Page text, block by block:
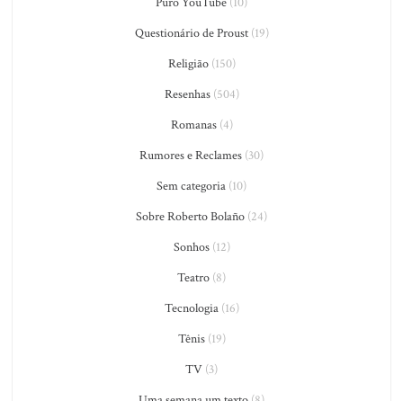
Questionário de Proust(19)
Religião(150)
Resenhas(504)
Romanas(4)
Rumores e Reclames (30)
Sem categoria (10)
Sobre Roberto Bolaño (24)
Sonhos(12)
Teatro (8)
Tecnologia(16)
Tênis(19)
TV (3)